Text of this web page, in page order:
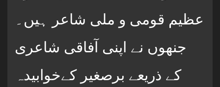
عظیم قومی و ملی شاعر ہیں۔
جنھوں نے اپنی آفاقی شاعری
کے ذریعے برصغیر کےخوابیدہ